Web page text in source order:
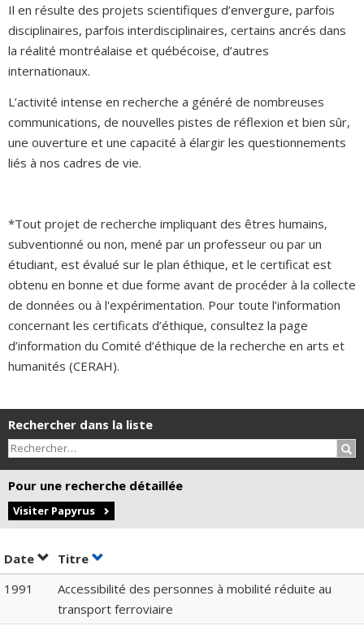
Il en résulte des projets scientifiques d’envergure, parfois
disciplinaires, parfois interdisciplinaires, certains ancrés dans
la réalité montréalaise et québécoise, d’autres
internationaux.
L’activité intense en recherche a généré de nombreuses
communications, de nouvelles pistes de réflexion et bien sûr,
une ouverture et une capacité à élargir les questionnements
liés à nos cadres de vie.
*Tout projet de recherche impliquant des êtres humains,
subventionné ou non, mené par un professeur ou par un
étudiant, est évalué sur le plan éthique, et le certificat est
obtenu en bonne et due forme avant de procéder à la collecte
de données ou à l'expérimentation. Pour toute l’information
concernant les certificats d’éthique, consultez la page
d’information du Comité d’éthique de la recherche en arts et
humanités (CERAH).
Rechercher dans la liste
Pour une recherche détaillée
Visiter Papyrus
Date Trier par date en ordre croissant
Titre Trier par titre en ordre croissant
1991
Accessibilité des personnes à mobilité réduite au
transport ferroviaire